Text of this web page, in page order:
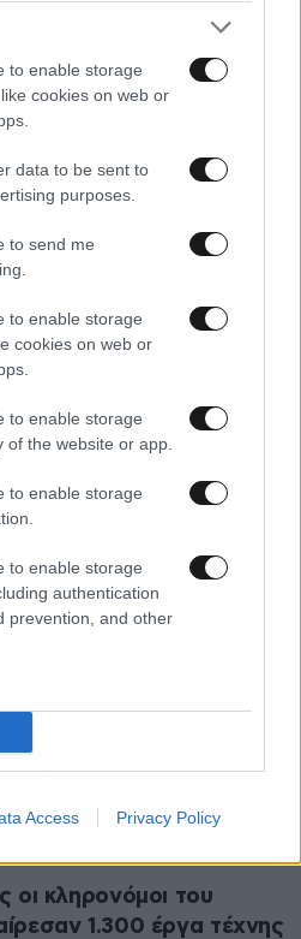
to enable storage
cookies on web or
data to be sent to
purposes.
to send me
to enable storage
cookies on web or
to enable storage
of the website or app.
to enable storage
to enable storage
authentication
prevention, and other
Access Privacy Policy
Ελλάδα λίγο πριν
το όνειρο ζωής να
κληρονόμοι του
1.300 έργα τέχνης